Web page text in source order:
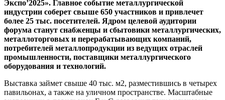
Экспо’2025». Главное событие металлургической
индустрии соберет свыше 650 участников и привлечет
более 25 тыс. посетителей. Ядром целевой аудитории
форума станут снабженцы и сбытовики металлургических,
металлоторговых и перерабатывающих компаний,
потребителей металлопродукции из ведущих отраслей
промышленности, поставщики металлургического
оборудования и технологий.
Выставка займет свыше 40 тыс. м2, разместившись в четырех
павильонах, а также на уличном пространстве. Масштабные